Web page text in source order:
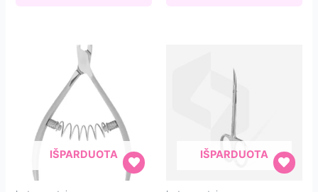
Žnyplutės
IŠPARDUOTA
STALEKS
IŠPARDUOTA